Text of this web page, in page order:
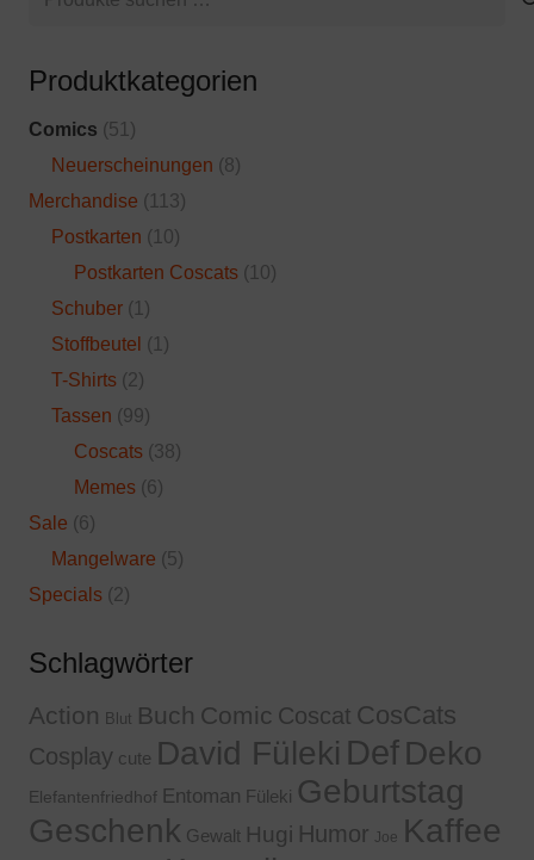
Produktkategorien
Comics (51)
Neuerscheinungen (8)
Merchandise (113)
Postkarten (10)
Postkarten Coscats (10)
Schuber (1)
Stoffbeutel (1)
T-Shirts (2)
Tassen (99)
Coscats (38)
Memes (6)
Sale (6)
Mangelware (5)
Specials (2)
Schlagwörter
Action Blut Buch Comic Coscat CosCats
Cosplay cute David Füleki Def Deko
Elefantenfriedhof Entoman Füleki Geburtstag
Geschenk Gewalt Hugi Humor Joe Kaffee